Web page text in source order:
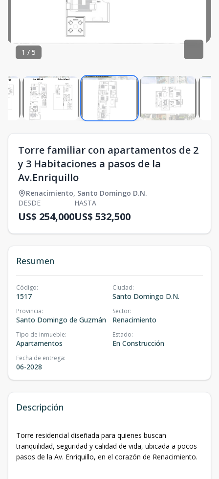
1 / 5
Torre familiar con apartamentos de 2
y 3 Habitaciones a pasos de la
Av.Enriquillo
Renacimiento, Santo Domingo D.N.
DESDE
US$ 254,000
HASTA
US$ 532,500
Resumen
Código:
1517
Ciudad:
Santo Domingo D.N.
Provincia:
Santo Domingo de Guzmán
Sector:
Renacimiento
Tipo de inmueble:
Apartamentos
Estado:
En Construcción
Fecha de entrega:
06-2028
Descripción
Torre residencial diseñada para quienes buscan
tranquilidad, seguridad y calidad de vida, ubicada a pocos
pasos de la Av. Enriquillo, en el corazón de Renacimiento.